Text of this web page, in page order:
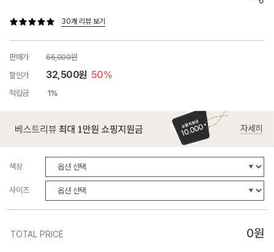
30개 리뷰 보기
판매가
65,000원
할인가
32,500원 50%
적립금 1%
색상
사이즈
TOTAL PRICE 0원